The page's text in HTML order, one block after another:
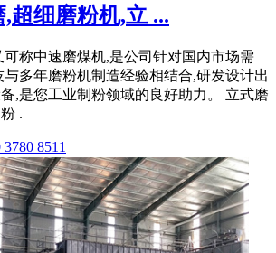
超细磨粉机,立 ...
可称中速磨煤机,是公司针对国内市场需
多年磨粉机制造经验相结合,研发设计出
,是您工业制粉领域的良好助力。 立式磨
.
8511